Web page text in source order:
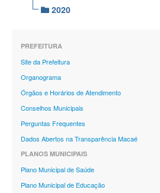
2020
PREFEITURA
Site da Prefeitura
Organograma
Órgãos e Horários de Atendimento
Conselhos Municipais
Perguntas Frequentes
Dados Abertos na Transparência Macaé
PLANOS MUNICIPAIS
Plano Municipal de Saúde
Plano Municipal de Educação